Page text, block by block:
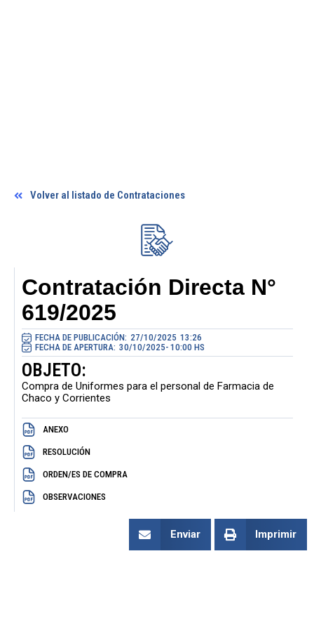
Volver al listado de Contrataciones
Contratación Directa N°
619/2025
FECHA DE PUBLICACIÓN: 27/10/2025 13:26
FECHA DE APERTURA: 30/10/2025- 10:00 HS
OBJETO:
Compra de Uniformes para el personal de Farmacia de
Chaco y Corrientes
ANEXO
RESOLUCIÓN
ORDEN/ES DE COMPRA
OBSERVACIONES
Enviar Imprimir